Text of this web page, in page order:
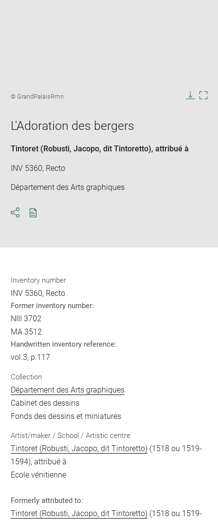
window
Image
© GrandPalaisRmn
L'Adoration des bergers
Tintoret (Robusti, Jacopo, dit Tintoretto), attribué à
INV 5360, Recto
Département des Arts graphiques
Inventory number
INV 5360, Recto
Former inventory number:
NIII 3702
MA 3512
Handwritten inventory reference:
vol.3, p.117
Collection
Département des Arts graphiques
Cabinet des dessins
Fonds des dessins et miniatures
Artist/maker / School / Artistic centre
Tintoret (Robusti, Jacopo, dit Tintoretto) (1518 ou 1519-
1594), attribué à
Ecole vénitienne
Formerly attributed to:
Tintoret (Robusti, Jacopo, dit Tintoretto) (1518 ou 1519-